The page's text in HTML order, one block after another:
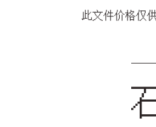
此文件价格仅